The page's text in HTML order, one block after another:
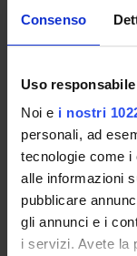
Consenso
Uso
Noi e i nostri
personali, ad
tecnologie come
alle informazioni
pubblicare
gli annunci e i
i servizi. Avete la
metacognitivo e
OFFERTA
CORSI DI
DOTTORATI,
Contatti
Persone